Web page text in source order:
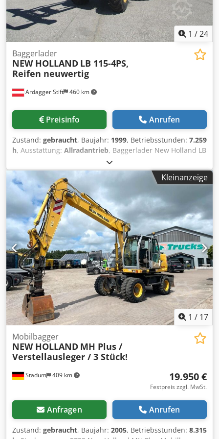
1 /24
Ardagger Stift 460 km
Baggerlader
NEW HOLLAND LB 115-4PS,
Reifen neuwertig
Preisinfo Anrufen
Zustand: gebraucht, Baujahr: 1999, Betriebsstunden: 7.259
h, Ausstattung: Allradantrieb, Baggerlader New Holland LB
115 4PS, mit Hundelenkung (Hundegang), Reifen
neuwertig, Bagger hat österreichische Papiere,
Eigengewicht: 8.300 kg, FgNr. 031015705, Kontakt: Ivelina
Redl (Russisch, Bulgarisch, Serbisch, Englisch, Deutsch)
TelNr. , Irrtum und Zwischenverkauf vorbehalten! Achtung:
Unser Büro ist von 01.08.2026 bis 16.08.2026 wegen
Betriebsurlaub geschlossen. Ab Montag, 17.08.2026 sind
wir wieder für Sie erreichbar! Dkodpfezp Sy Ejx Aayer
Kleinanzeige
1 / 17
Stadum 409 km
Mobilbagger
NEW HOLLAND MH Plus /
Verstellausleger / 3 Stück!
19.950 €
Festpreis zzgl. MwSt.
Anfragen Anrufen
Zustand: gebraucht, Baujahr: 2005, Betriebsstunden: 8.315